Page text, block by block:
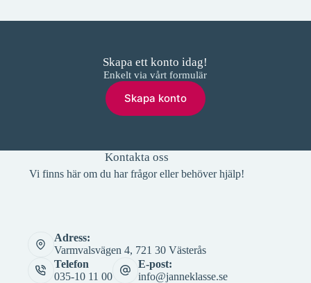
Skapa ett konto idag!
Enkelt via vårt formulär
Skapa konto
Kontakta oss
Vi finns här om du har frågor eller behöver hjälp!
Adress:
Varmvalsvägen 4, 721 30 Västerås
Telefon
035-10 11 00
E-post:
info@janneklasse.se